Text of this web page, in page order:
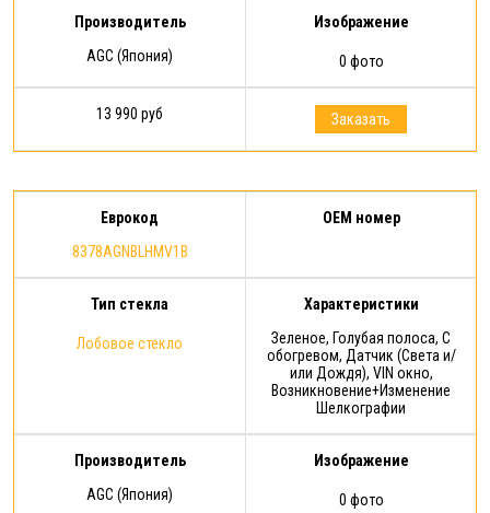
Производитель
AGC (Япония)
Изображение
0 фото
13 990 руб Заказать
Еврокод
8378AGNBLHMV1B
OEM номер
Тип стекла
Лобовое стекло
Характеристики
Зеленое, Голубая полоса, С
обогревом, Датчик (Света и/
или Дождя), VIN окно,
Возникновение+Изменение
Шелкографии
Производитель
AGC (Япония)
Изображение
0 фото